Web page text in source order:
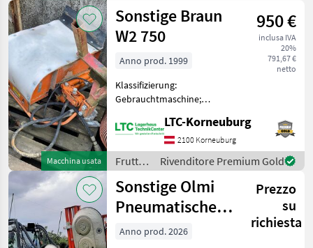
Macchine Per
Frutticoltura
Sonstige
CATEGORIA
Sonstige
Maschio
Braun
Vimas
Clemens
/
Sonstige
Macchina usata
Sonstige Braun
W2 750
950 €
inclusa IVA
20%
791,67 €
netto
Anno prod. 1999
Klassifizierung:
Gebrauchtmaschine;
03107/08; Anzahl
Vorbesitzer: 1; Weitere
Maschinenmerkmale:
Rebstammputzer Standort
Lagerhaus Wer
LTC-Korneuburg
2100 Korneuburg
Frutticoltura
/
Sonstige
Rivenditore Premium Gold
Sonstige Olmi
Pneumatischer
Obstbauentlauber
Prezzo
su
richiesta
Anno prod. 2026